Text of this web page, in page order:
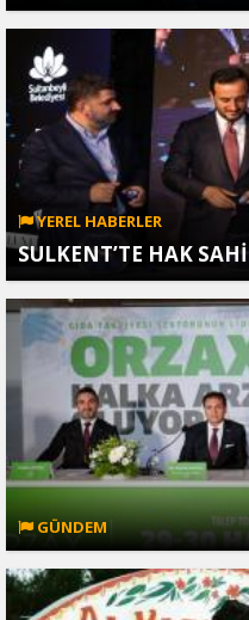
YEREL HABERLER
SULKENT’TE HAK
GÜNDEM